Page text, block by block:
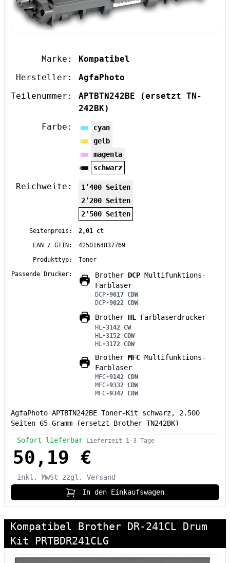
Marke:
Kompatibel
Hersteller:
AgfaPhoto
Teilenummer:
APTBTN242BE
(ersetzt TN-
242BK)
Farbe:
cyan
gelb
magenta
schwarz
Reichweite:
1’400 Seiten
2’200 Seiten
2’500 Seiten
Seitenpreis:
2,01 ct
EAN / GTIN:
4250164837769
Produkttyp:
Toner
Passende Drucker:
Brother DCP Multifunktions-
Farblaser
DCP-9017 CDW
DCP-9022 CDW
Brother HL Farblaserdrucker
HL-3142 CW
HL-3152 CDW
HL-3172 CDW
Brother MFC Multifunktions-
Farblaser
MFC-9142 CDN
MFC-9332 CDW
MFC-9342 CDW
AgfaPhoto APTBTN242BE Toner-Kit schwarz, 2.500
Seiten 65 Gramm (ersetzt Brother TN242BK)
Sofort lieferbar Lieferzeit 1-3 Tage
50,19 €
inkl. MwSt
zzgl. Versand
In den Einkaufswagen
Kompatibel Brother DR-241CL Drum
Kit PRTBDR241CLG